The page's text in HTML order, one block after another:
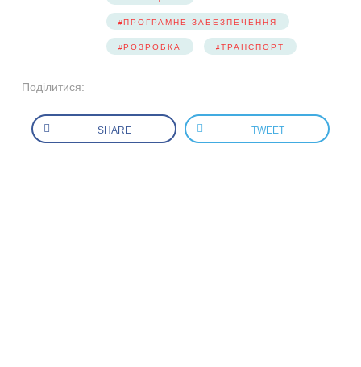
ПРОГРАМНЕ ЗАБЕЗПЕЧЕННЯ
РОЗРОБКА ТРАНСПОРТ
Поділитися:
SHARE TWEET